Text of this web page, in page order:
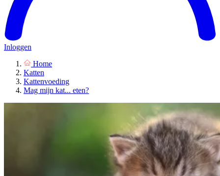
Inloggen
Home
Katten
Kattenvoeding
Mag mijn kat... eten?